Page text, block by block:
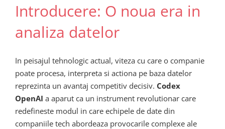
Introducere: O noua era in
analiza datelor
In peisajul tehnologic actual, viteza cu care o companie
poate procesa, interpreta si actiona pe baza datelor
reprezinta un avantaj competitiv decisiv. Codex
OpenAI a aparut ca un instrument revolutionar care
redefineste modul in care echipele de date din
companiile tech abordeaza provocarile complexe ale